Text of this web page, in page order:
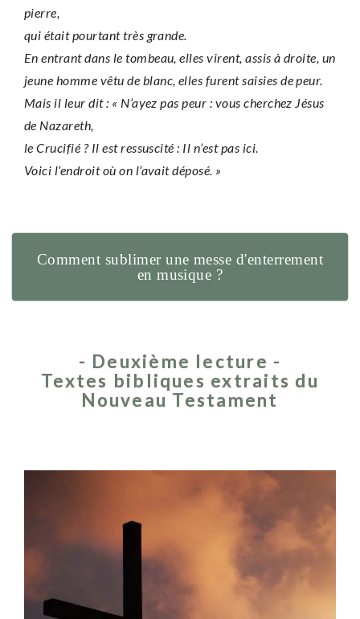
pierre,
qui était pourtant très grande.
En entrant dans le tombeau, elles virent, assis à droite, un
jeune homme vêtu de blanc, elles furent saisies de peur.
Mais il leur dit : « N’ayez pas peur : vous cherchez Jésus
de Nazareth,
le Crucifié ? Il est ressuscité : Il n’est pas ici.
Voici l’endroit où on l’avait déposé. »
Comment sublimer une messe d'enterrement
en musique ?
- Deuxième lecture -
Textes bibliques extraits du
Nouveau Testament